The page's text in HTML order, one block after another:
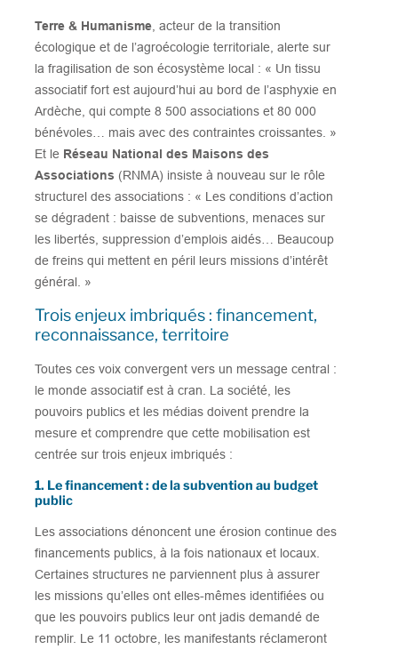
Terre & Humanisme , acteur de la transition
écologique et de l’agroécologie territoriale, alerte sur
la fragilisation de son écosystème local : « Un tissu
associatif fort est aujourd’hui au bord de l’asphyxie en
Ardèche, qui compte 8 500 associations et 80 000
bénévoles… mais avec des contraintes croissantes. »
Et le Réseau National des Maisons des
Associations (RNMA) insiste à nouveau sur le rôle
structurel des associations : « Les conditions d’action
se dégradent : baisse de subventions, menaces sur
les libertés, suppression d’emplois aidés… Beaucoup
de freins qui mettent en péril leurs missions d’intérêt
général. »
Trois enjeux imbriqués : financement,
reconnaissance, territoire
Toutes ces voix convergent vers un message central :
le monde associatif est à cran. La société, les
pouvoirs publics et les médias doivent prendre la
mesure et comprendre que cette mobilisation est
centrée sur trois enjeux imbriqués :
1. Le financement : de la subvention au budget
public
Les associations dénoncent une érosion continue des
financements publics, à la fois nationaux et locaux.
Certaines structures ne parviennent plus à assurer
les missions qu’elles ont elles-mêmes identifiées ou
que les pouvoirs publics leur ont jadis demandé de
remplir. Le 11 octobre, les manifestants réclameront